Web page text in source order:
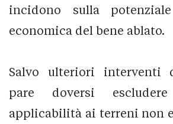
incidono sulla
economica del bene ablato.
Salvo ulteriori interventi
pare doversi escludere
applicabilità ai terreni non